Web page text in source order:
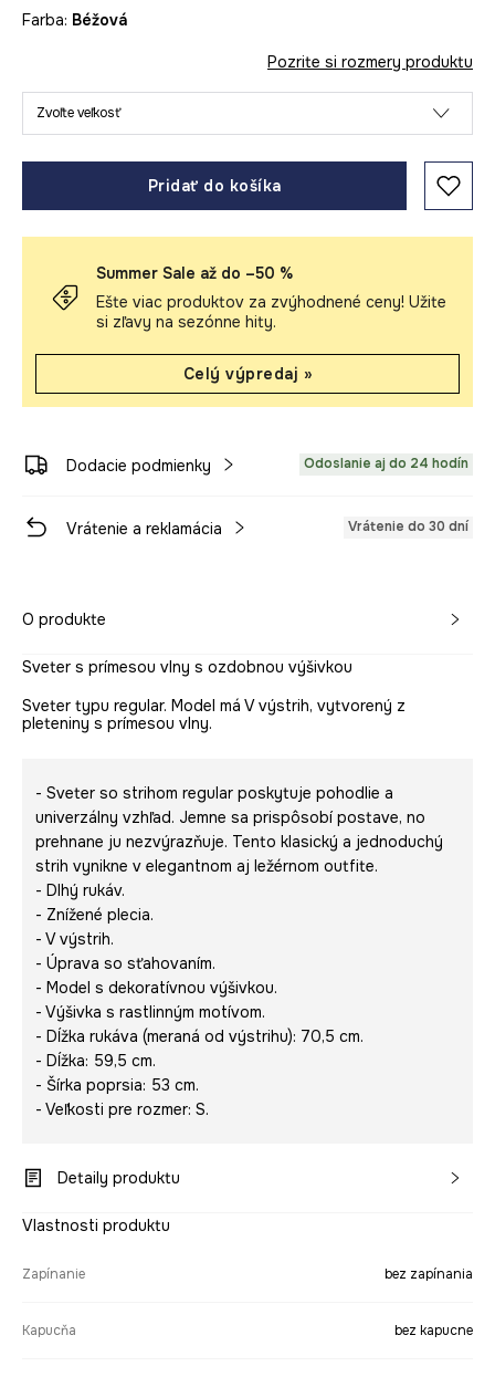
Farba: béžová
Pozrite si rozmery produktu
Zvoľte veľkosť
Pridať do košíka
Summer Sale až do –50 %
Ešte viac produktov za zvýhodnené ceny! Užite
si zľavy na sezónne hity.
Celý výpredaj »
Dodacie podmienky Odoslanie aj do 24 hodín
Vrátenie a reklamácia Vrátenie do 30 dní
O produkte
Sveter s prímesou vlny s ozdobnou výšivkou
Sveter typu regular. Model má V výstrih, vytvorený z
pleteniny s prímesou vlny.
- Sveter so strihom regular poskytuje pohodlie a
univerzálny vzhľad. Jemne sa prispôsobí postave, no
prehnane ju nezvýrazňuje. Tento klasický a jednoduchý
strih vynikne v elegantnom aj ležérnom outfite.
- Dlhý rukáv.
- Znížené plecia.
- V výstrih.
- Úprava so sťahovaním.
- Model s dekoratívnou výšivkou.
- Výšivka s rastlinným motívom.
- Dĺžka rukáva (meraná od výstrihu): 70,5 cm.
- Dĺžka: 59,5 cm.
- Šírka poprsia: 53 cm.
- Veľkosti pre rozmer: S.
Detaily produktu
Vlastnosti produktu
Zapínanie bez zapínania
Kapucňa bez kapucne